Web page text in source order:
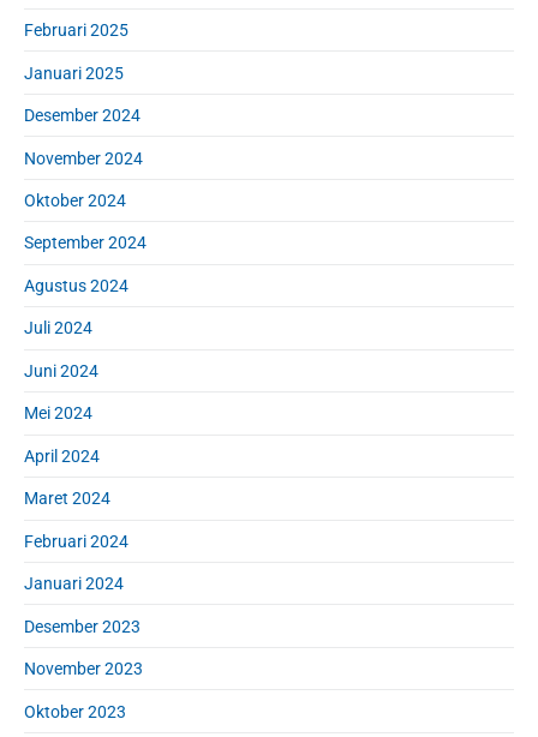
Februari 2025
Januari 2025
Desember 2024
November 2024
Oktober 2024
September 2024
Agustus 2024
Juli 2024
Juni 2024
Mei 2024
April 2024
Maret 2024
Februari 2024
Januari 2024
Desember 2023
November 2023
Oktober 2023